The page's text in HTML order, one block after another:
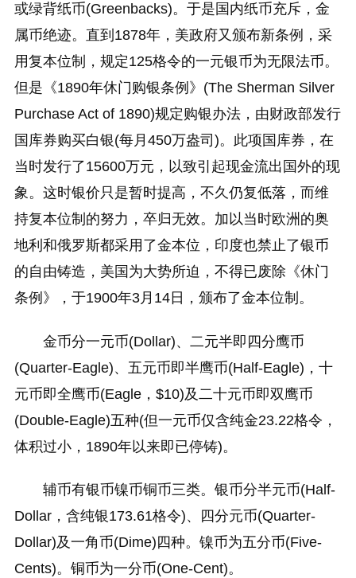
或绿背纸币(Greenbacks)。于是国内纸币充斥，金
属币绝迹。直到1878年，美政府又颁布新条例，采
用复本位制，规定125格令的一元银币为无限法币。
但是《1890年休门购银条例》(The Sherman Silver
Purchase Act of 1890)规定购银办法，由财政部发行
国库券购买白银(每月450万盎司)。此项国库券，在
当时发行了15600万元，以致引起现金流出国外的现
象。这时银价只是暂时提高，不久仍复低落，而维
持复本位制的努力，卒归无效。加以当时欧洲的奥
地利和俄罗斯都采用了金本位，印度也禁止了银币
的自由铸造，美国为大势所迫，不得已废除《休门
条例》，于1900年3月14日，颁布了金本位制。
金币分一元币(Dollar)、二元半即四分鹰币
(Quarter-Eagle)、五元币即半鹰币(Half-Eagle)，十
元币即全鹰币(Eagle，$10)及二十元币即双鹰币
(Double-Eagle)五种(但一元币仅含纯金23.22格令，
体积过小，1890年以来即已停铸)。
辅币有银币镍币铜币三类。银币分半元币(Half-
Dollar，含纯银173.61格令)、四分元币(Quarter-
Dollar)及一角币(Dime)四种。镍币为五分币(Five-
Cents)。铜币为一分币(One-Cent)。